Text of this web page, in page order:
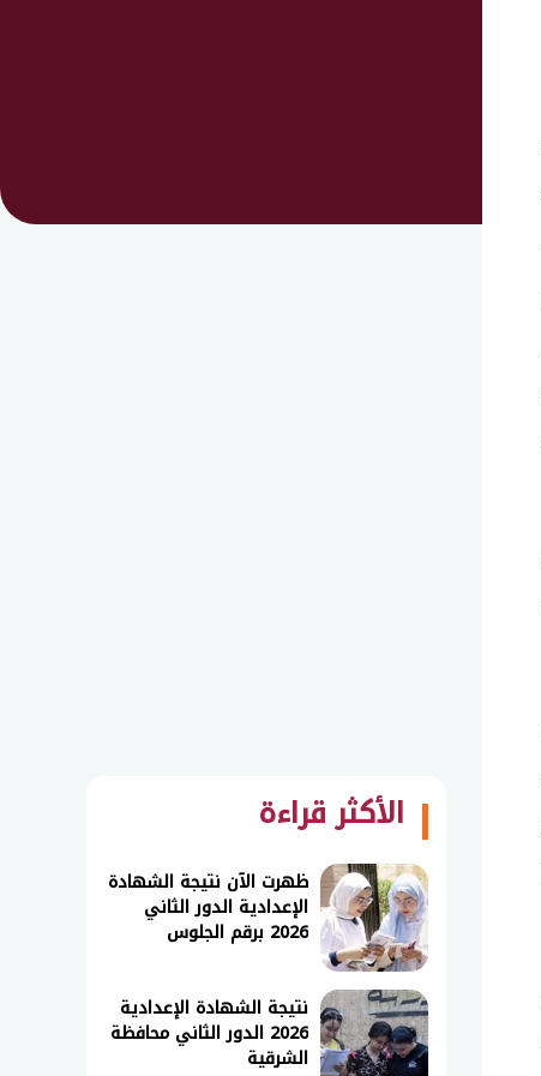
الأكثر قراءة
ظهرت الآن نتيجة الشهادة
الإعدادية الدور الثاني
2026 برقم الجلوس
نتيجة الشهادة الإعدادية
2026 الدور الثاني محافظة
الشرقية